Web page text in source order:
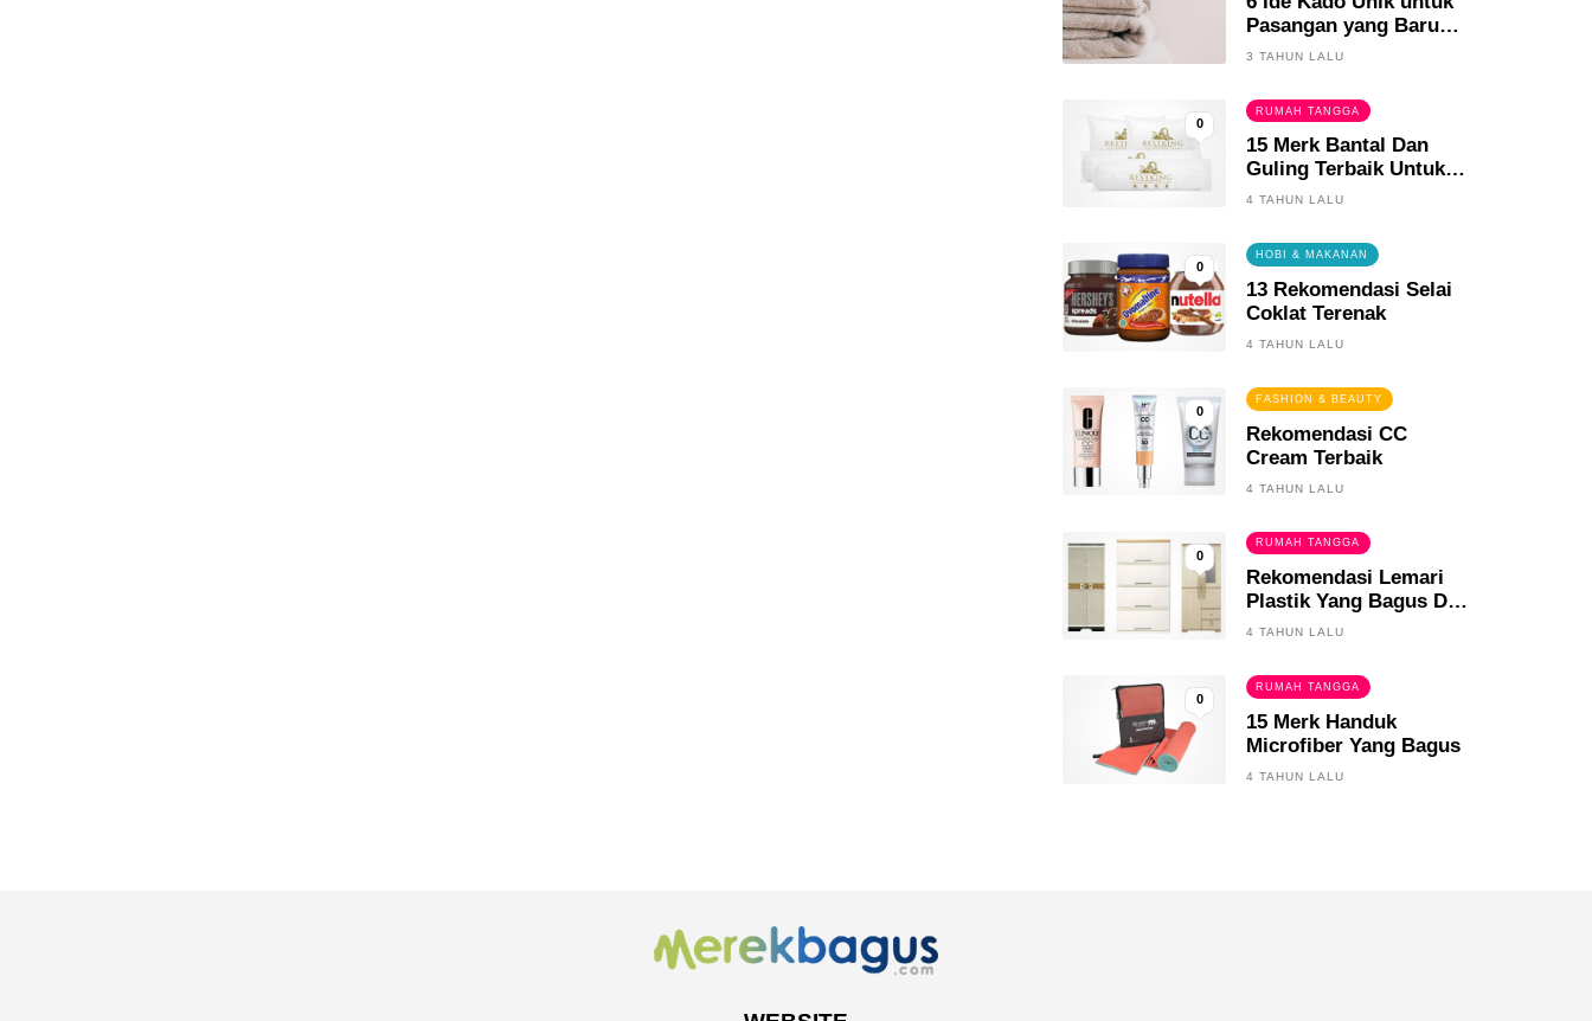
Pasangan yang Baru
Menikah
3 TAHUN LALU
0
RUMAH TANGGA
15 Merk Bantal Dan
Guling Terbaik Untuk
Tidur Yang Berkualitas
4 TAHUN LALU
0
HOBI & MAKANAN
13 Rekomendasi Selai
Coklat Terenak
4 TAHUN LALU
0
FASHION & BEAUTY
Rekomendasi CC
Cream Terbaik
4 TAHUN LALU
0
RUMAH TANGGA
Rekomendasi Lemari
Plastik Yang Bagus Dan
Tahan Lama
4 TAHUN LALU
0
RUMAH TANGGA
15 Merk Handuk
Microfiber Yang Bagus
4 TAHUN LALU